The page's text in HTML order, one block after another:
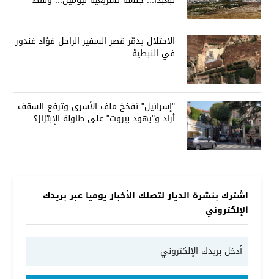
الاحتلال يدمّر قصر السفير الراحل فؤاد غندور
في النبطية
"إسرائيل" تفخخ ملف الأسرى وترفع السقف
أراد و"يهود بيروت" على طاولة الإبتزاز؟
اشترك بنشرة الديار لتصلك الأخبار يوميا عبر بريدك
الإلكتروني